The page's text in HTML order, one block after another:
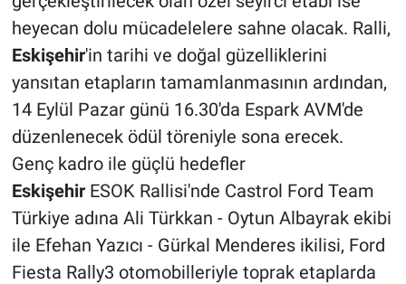
heyecan dolu mücadelelere sahne olacak. Ralli,
Eskişehir'in tarihi ve doğal güzelliklerini
yansıtan etapların tamamlanmasının ardından,
14 Eylül Pazar günü 16.30'da Espark AVM'de
düzenlenecek ödül töreniyle sona erecek.
Genç kadro ile güçlü hedefler
EskişehirESOK Rallisi'nde Castrol Ford Team
Türkiye adına Ali Türkkan - Oytun Albayrak ekibi
ile Efehan Yazıcı - Gürkal Menderes ikilisi, Ford
Fiesta Rally3 otomobilleriyle toprak etaplarda